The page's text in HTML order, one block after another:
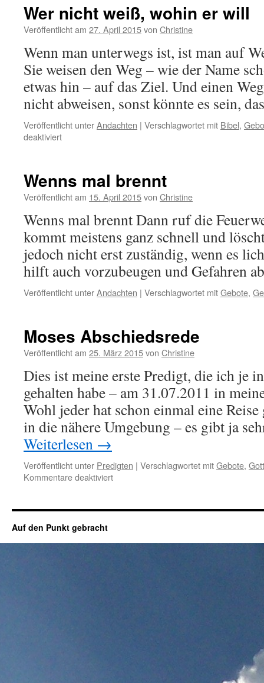
Wer nicht weiß, wohin er will
Veröffentlicht am 27. April 2015von Christine
Wenn man unterwegs ist, ist man auf
Sie weisen den Weg – wie der Name
etwas hin – auf das Ziel. Und einen
nicht abweisen, sonst könnte es sein,
Veröffentlicht unterAndachten | Verschlagwortet mit Bibel,
deaktiviertfür
wohin
er
Wenns mal brennt
Veröffentlicht am 15. April 2015von Christine
Wenns mal brennt Dann ruf die
kommt meistens ganz schnell und
jedoch nicht erst zuständig, wenn es
hilft auch vorzubeugen und Gefahren
Veröffentlicht unterAndachten | Verschlagwortet mitGebote,
Moses Abschiedsrede
Veröffentlicht am 25. März 2015von Christine
Dies ist meine erste Predigt, die ich je
gehalten habe – am 31.07.2011 in
Wohl jeder hat schon einmal eine
in die nähere Umgebung – es gibt ja
Weiterlesen →
Veröffentlicht unter Predigten | Verschlagwortet mitGebote, Gott
Kommentare deaktiviertfür
Auf den Punkt gebracht